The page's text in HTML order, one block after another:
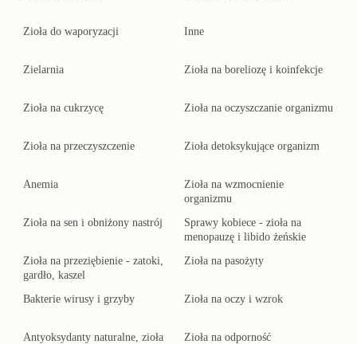
Zioła do waporyzacji Inne
Zielarnia Zioła na boreliozę i koinfekcje
Zioła na cukrzycę Zioła na oczyszczanie organizmu
Zioła na przeczyszczenie Zioła detoksykujące organizm
Anemia
Zioła na wzmocnienie
organizmu
Zioła na sen i obniżony nastrój
Sprawy kobiece - zioła na
menopauzę i libido żeńskie
Zioła na przeziębienie - zatoki,
gardło, kaszel
Zioła na pasożyty
Bakterie wirusy i grzyby Zioła na oczy i wzrok
Antyoksydanty naturalne, zioła
Zioła na odporność